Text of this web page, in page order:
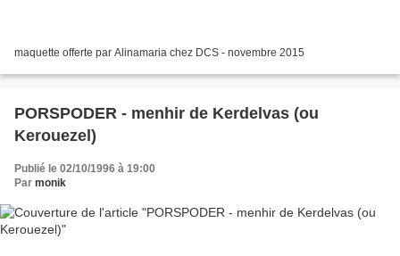
maquette offerte par Alinamaria chez DCS - novembre 2015
PORSPODER - menhir de Kerdelvas (ou
Kerouezel)
Publié le 02/10/1996 à 19:00
Par monik